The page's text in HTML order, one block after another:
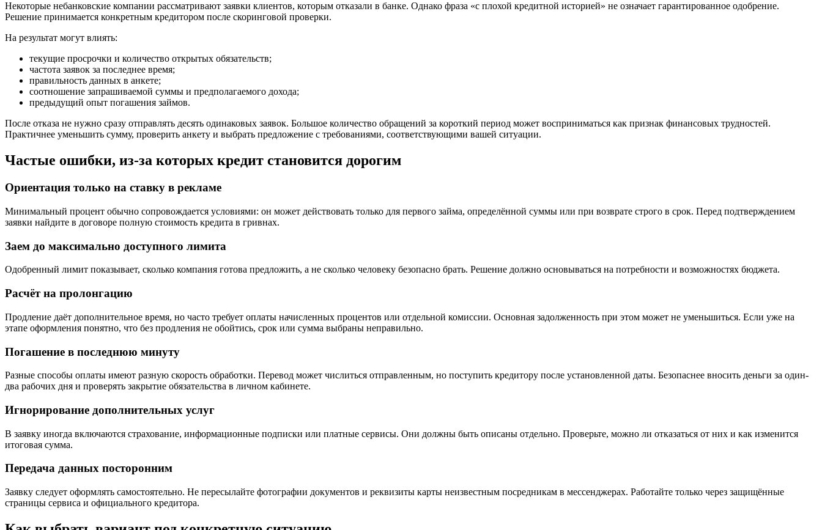
Некоторые небанковские компании рассматривают заявки клиентов, которым отказали в банке. Однако фраза «с плохой кредитной историей» не означает гарантированное одобрение.
Решение принимается конкретным кредитором после скоринговой проверки.
На результат могут влиять:
текущие просрочки и количество открытых обязательств;
частота заявок за последнее время;
правильность данных в анкете;
соотношение запрашиваемой суммы и предполагаемого дохода;
предыдущий опыт погашения займов.
После отказа не нужно сразу отправлять десять одинаковых заявок. Большое количество обращений за короткий период может восприниматься как признак финансовых трудностей.
Практичнее уменьшить сумму, проверить анкету и выбрать предложение с требованиями, соответствующими вашей ситуации.
Частые ошибки, из-за которых кредит становится дорогим
Ориентация только на ставку в рекламе
Минимальный процент обычно сопровождается условиями: он может действовать только для первого займа, определённой суммы или при возврате строго в срок. Перед подтверждением
заявки найдите в договоре полную стоимость кредита в гривнах.
Заем до максимально доступного лимита
Одобренный лимит показывает, сколько компания готова предложить, а не сколько человеку безопасно брать. Решение должно основываться на потребности и возможностях бюджета.
Расчёт на пролонгацию
Продление даёт дополнительное время, но часто требует оплаты начисленных процентов или отдельной комиссии. Основная задолженность при этом может не уменьшиться. Если уже на
этапе оформления понятно, что без продления не обойтись, срок или сумма выбраны неправильно.
Погашение в последнюю минуту
Разные способы оплаты имеют разную скорость обработки. Перевод может числиться отправленным, но поступить кредитору после установленной даты. Безопаснее вносить деньги за один-
два рабочих дня и проверять закрытие обязательства в личном кабинете.
Игнорирование дополнительных услуг
В заявку иногда включаются страхование, информационные подписки или платные сервисы. Они должны быть описаны отдельно. Проверьте, можно ли отказаться от них и как изменится
итоговая сумма.
Передача данных посторонним
Заявку следует оформлять самостоятельно. Не пересылайте фотографии документов и реквизиты карты неизвестным посредникам в мессенджерах. Работайте только через защищённые
страницы сервиса и официального кредитора.